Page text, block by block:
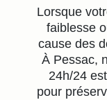
Lorsque
faiblesse
cause des
À Pessac,
24h/24
pour